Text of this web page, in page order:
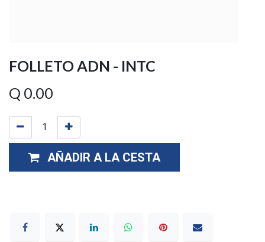
FOLLETO ADN - INTC
Q 0.00
AÑADIR A LA CESTA